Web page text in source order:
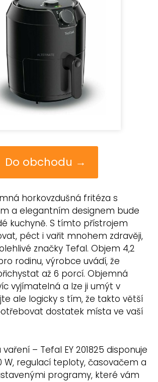
Do obchodu →
horkovzdušná fritéza s
a elegantním designem bude
kuchyně. S tímto přístrojem
péct i vařit mnohem zdravěji,
značky Tefal. Objem 4,2
rodinu, výrobce uvádí, že
až 6 porcí. Objemná
vyjímatelná a lze ji umýt v
ale logicky s tím, že takto větší
dostatek místa ve vaší
– Tefal EY 201825 disponuje
W, regulací teploty, časovačem a
programy, které vám